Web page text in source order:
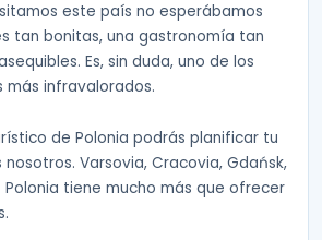
este país no esperábamos
tan bonitas, una gastronomía tan
Es, sin duda, uno de los
más infravalorados.
de Polonia podrás planificar tu
Varsovia, Cracovia, Gdańsk,
tiene mucho más que ofrecer